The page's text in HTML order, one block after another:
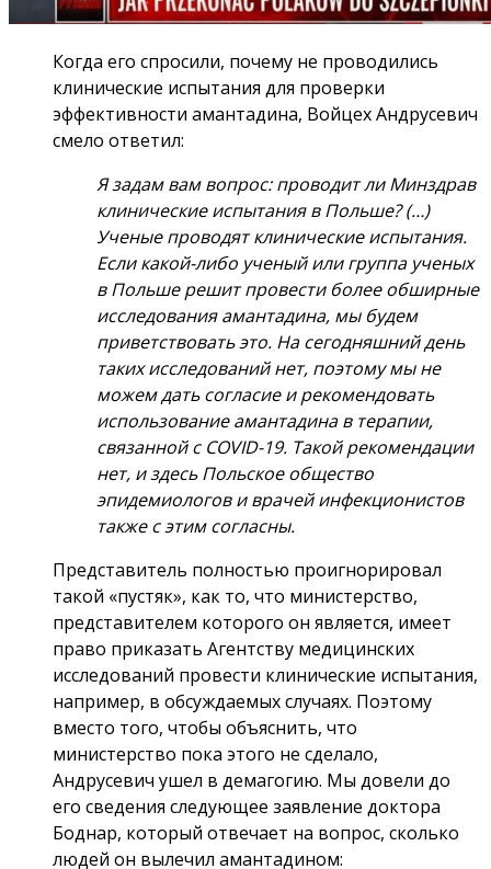
Когда его спросили, почему не проводились
клинические испытания для проверки
эффективности амантадина, Войцех Андрусевич
смело ответил:
Я задам вам вопрос: проводит ли Минздрав
клинические испытания в Польше? (…)
Ученые проводят клинические испытания.
Если какой-либо ученый или группа ученых
в Польше решит провести более обширные
исследования амантадина, мы будем
приветствовать это. На сегодняшний день
таких исследований нет, поэтому мы не
можем дать согласие и рекомендовать
использование амантадина в терапии,
связанной с COVID-19. Такой рекомендации
нет, и здесь Польское общество
эпидемиологов и врачей инфекционистов
также с этим согласны.
Представитель полностью проигнорировал
такой «пустяк», как то, что министерство,
представителем которого он является, имеет
право приказать Агентству медицинских
исследований провести клинические испытания,
например, в обсуждаемых случаях. Поэтому
вместо того, чтобы объяснить, что
министерство пока этого не сделало,
Андрусевич ушел в демагогию. Мы довели до
его сведения следующее заявление доктора
Боднар, который отвечает на вопрос, сколько
людей он вылечил амантадином: